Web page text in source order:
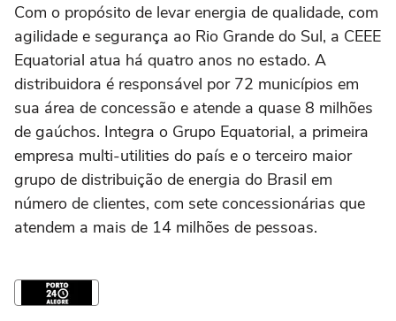
Com o propósito de levar energia de qualidade, com
agilidade e segurança ao Rio Grande do Sul, a CEEE
Equatorial atua há quatro anos no estado. A
distribuidora é responsável por 72 municípios em
sua área de concessão e atende a quase 8 milhões
de gaúchos. Integra o Grupo Equatorial, a primeira
empresa multi-utilities do país e o terceiro maior
grupo de distribuição de energia do Brasil em
número de clientes, com sete concessionárias que
atendem a mais de 14 milhões de pessoas.